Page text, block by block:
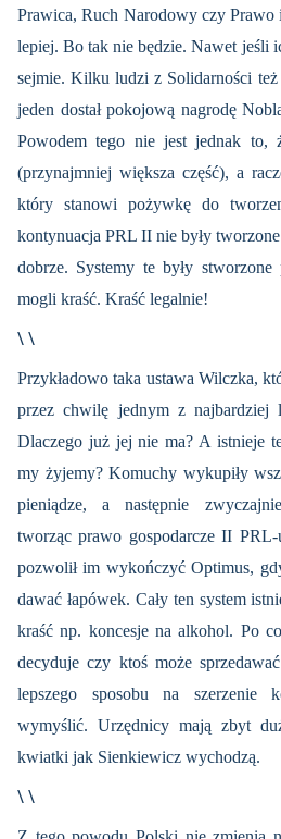
Prawica, Ruch Narodowy czy Prawo
lepiej. Bo tak nie będzie. Nawet jeśli
sejmie. Kilku ludzi z Solidarności też
jeden dostał pokojową nagrodę
Powodem tego nie jest jednak to,
(przynajmniej większa część), a
który stanowi pożywkę do
kontynuacja PRL II nie były
dobrze. Systemy te były
mogli kraść. Kraść legalnie!
\ \
Przykładowo taka ustawa Wilczka,
przez chwilę jednym z najbardziej
Dlaczego już jej nie ma? A istnieje
my żyjemy? Komuchy wykupiły
pieniądze, a następnie
tworząc prawo gospodarcze II
pozwolił im wykończyć Optimus,
dawać łapówek. Cały ten system
kraść np. koncesje na alkohol. Po
decyduje czy ktoś może
lepszego sposobu na szerzenie
wymyślić. Urzędnicy mają zbyt
kwiatki jak Sienkiewicz wychodzą.
\ \